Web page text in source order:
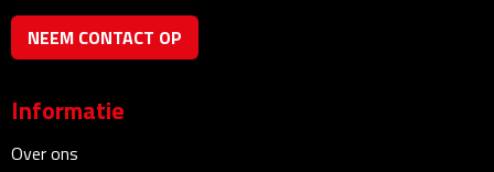
Opvouwbare drinkfles
Sportflessen
NEEM CONTACT OP
Informatie
Over ons